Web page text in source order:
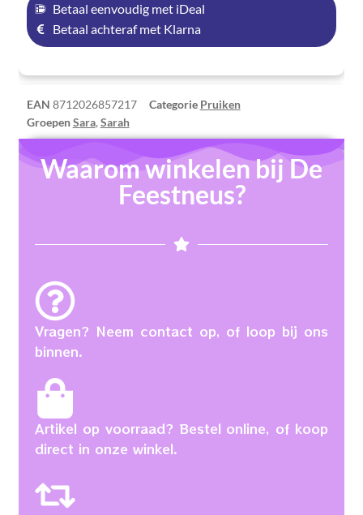
Betaal eenvoudig met iDeal
Betaal achteraf met Klarna
EAN 8712026857217 Categorie Pruiken
GroepenSara,Sarah
Waarom winkelen bij De
Feestneus?
Vragen? Neem contact op, of loop bij ons
binnen.
Artikel op voorraad? Bestel online, of koop
direct in onze winkel.